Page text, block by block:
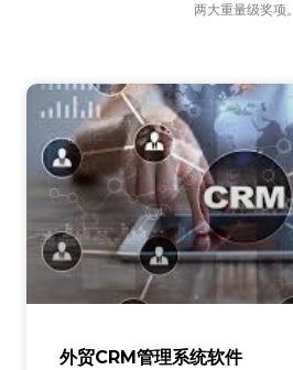
两大重量级奖项。
外贸CRM管理系统软件